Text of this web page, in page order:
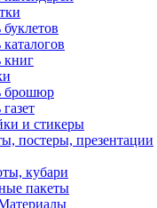
книг
брошюр
и стикеры
постеры, презентации
кубари
пакеты